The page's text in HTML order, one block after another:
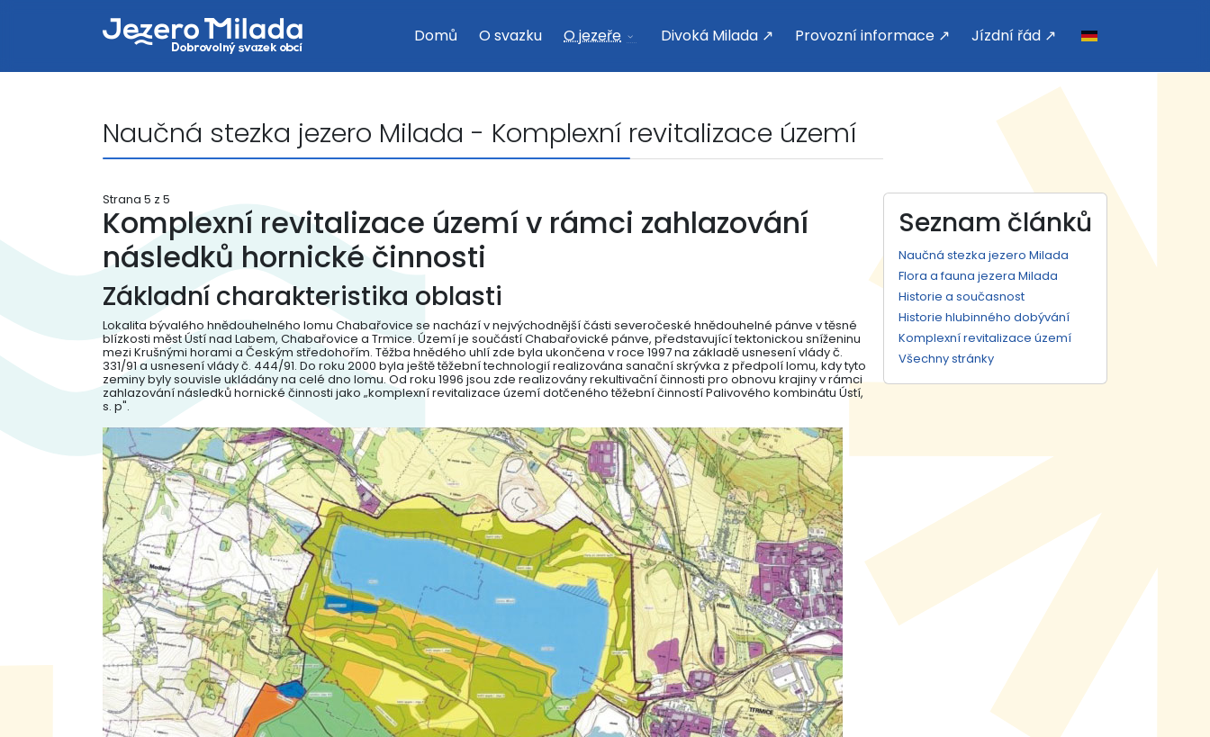
Domů O svazku O jezeře Divoká Milada ↗ Provozní informace ↗ Jízdní řád ↗
Naučná stezka jezero Milada - Komplexní revitalizace území
Seznam článků
Naučná stezka jezero Milada
Flora a fauna jezera Milada
Historie a současnost
Historie hlubinného dobývání
Komplexní revitalizace území
Všechny stránky
Strana 5 z 5
Komplexní revitalizace území v rámci zahlazování
následků hornické činnosti
Základní charakteristika oblasti
Lokalita bývalého hnědouhelného lomu Chabařovice se nachází v nejvýchodnější části severočeské hnědouhelné pánve v těsné
blízkosti měst Ústí nad Labem, Chabařovice a Trmice. Území je součástí Chabařovické pánve, představující tektonickou sníženinu
mezi Krušnými horami a Českým středohořím. Těžba hnědého uhlí zde byla ukončena v roce 1997 na základě usnesení vlády č.
331/91 a usnesení vlády č. 444/91. Do roku 2000 byla ještě těžební technologií realizována sanační skrývka z předpolí lomu, kdy tyto
zeminy byly souvisle ukládány na celé dno lomu. Od roku 1996 jsou zde realizovány rekultivační činnosti pro obnovu krajiny v rámci
zahlazování následků hornické činnosti jako „komplexní revitalizace území dotčeného těžební činností Palivového kombinátu Ústí,
s. p".